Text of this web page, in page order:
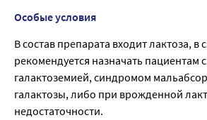
Особые условия
В состав препарата входит лактоза, в
рекомендуется назначать пациентам
галактоземией, синдромом
галактозы, либо при врожденной
недостаточности.